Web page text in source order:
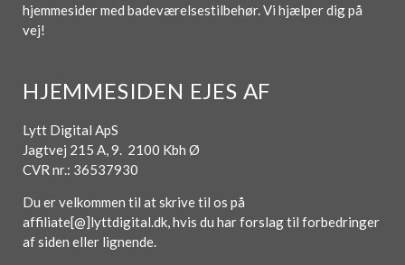
hjemmesider med badeværelsestilbehør. Vi hjælper dig på
vej!
HJEMMESIDEN EJES AF
Lytt Digital ApS
Jagtvej 215 A, 9. 2100 Kbh Ø
CVR nr.: 36537930
Du er velkommen til at skrive til os på
affiliate[@]lyttdigital.dk, hvis du har forslag til forbedringer
af siden eller lignende.